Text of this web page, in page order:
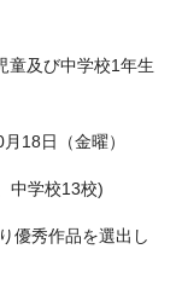
童及び中学校1年生
18日（金曜）
中学校13校)
優秀作品を選出し